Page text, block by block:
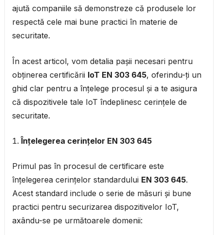
ajută companiile să demonstreze că produsele lor
respectă cele mai bune practici în materie de
securitate.
În acest articol, vom detalia pașii necesari pentru
obținerea certificării IoT EN 303 645, oferindu-ți un
ghid clar pentru a înțelege procesul și a te asigura
că dispozitivele tale IoT îndeplinesc cerințele de
securitate.
Înțelegerea cerințelor EN 303 645
Primul pas în procesul de certificare este
înțelegerea cerințelor standardului EN 303 645.
Acest standard include o serie de măsuri și bune
practici pentru securizarea dispozitivelor IoT,
axându-se pe următoarele domenii: